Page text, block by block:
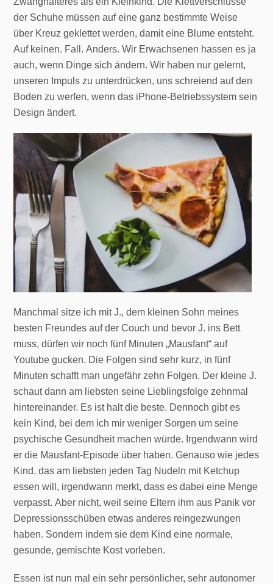
der Schuhe müssen auf eine ganz bestimmte Weise
über Kreuz geklettet werden, damit eine Blume entsteht.
Auf keinen. Fall. Anders. Wir Erwachsenen hassen es ja
auch, wenn Dinge sich ändern. Wir haben nur gelernt,
unseren Impuls zu unterdrücken, uns schreiend auf den
Boden zu werfen, wenn das iPhone-Betriebssystem sein
Design ändert.
Manchmal sitze ich mit J., dem kleinen Sohn meines
besten Freundes auf der Couch und bevor J. ins Bett
muss, dürfen wir noch fünf Minuten „Mausfant“ auf
Youtube gucken. Die Folgen sind sehr kurz, in fünf
Minuten schafft man ungefähr zehn Folgen. Der kleine J.
schaut dann am liebsten seine Lieblingsfolge zehnmal
hintereinander. Es ist halt die beste. Dennoch gibt es
kein Kind, bei dem ich mir weniger Sorgen um seine
psychische Gesundheit machen würde. Irgendwann wird
er die Mausfant-Episode über haben. Genauso wie jedes
Kind, das am liebsten jeden Tag Nudeln mit Ketchup
essen will, irgendwann merkt, dass es dabei eine Menge
verpasst. Aber nicht, weil seine Eltern ihm aus Panik vor
Depressionsschüben etwas anderes reingezwungen
haben. Sondern indem sie dem Kind eine normale,
gesunde, gemischte Kost vorleben.
Essen ist nun mal ein sehr persönlicher, sehr autonomer